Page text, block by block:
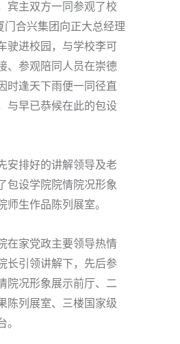
宾主双方一同参观了校
门合兴集团向正大总经理
驶进校园，与学校李可
、参观陪同人员在崇德
时逢天下雨便一同径直
与早已恭候在此的包设
安排好的讲解领导及老
包设学院院情院况形象
师生作品陈列展室。
在家党政主要领导热情
长引领讲解下，先后参
院况形象展示前厅、二
陈列展室、三楼国家级
。